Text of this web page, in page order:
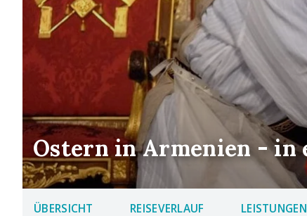
Ostern in Armenien - in
ÜBERSICHT REISEVERLAUF LEISTUNGEN